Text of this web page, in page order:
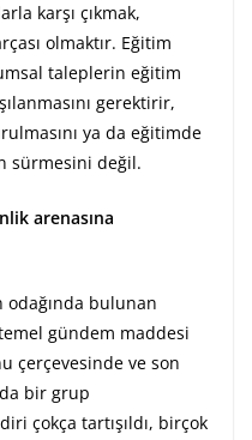
karşı çıkmak,
olmaktır. Eğitim
taleplerin eğitim
gerektirir,
ya da eğitimde
sürmesini değil.
arenasına
odağında bulunan
gündem maddesi
çerçevesinde ve son
bir grup
çokça tartışıldı, birçok